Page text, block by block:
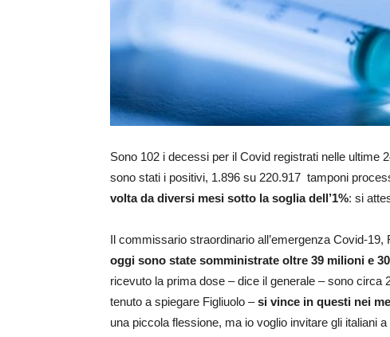
Sono 102 i decessi per il Covid registrati nelle ultime
sono stati i positivi, 1.896 su 220.917 tamponi
volta da diversi mesi sotto la soglia dell’1%: si
Il commissario straordinario all’emergenza Covid-19,
oggi sono state somministrate oltre 39 milioni e
ricevuto la prima dose – dice il generale – sono circa
tenuto a spiegare Figliuolo –si vince in questi nei
una piccola flessione, ma io voglio invitare gli italiani